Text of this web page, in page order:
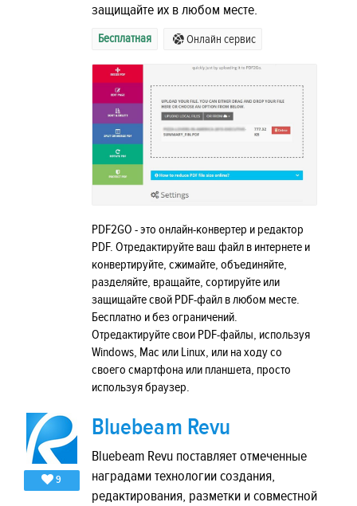
защищайте их в любом месте.
Бесплатная Онлайн сервис
PDF2GO - это онлайн-конвертер и редактор
PDF. Отредактируйте ваш файл в интернете и
конвертируйте, сжимайте, объединяйте,
разделяйте, вращайте, сортируйте или
защищайте свой PDF-файл в любом месте.
Бесплатно и без ограничений.
Отредактируйте свои PDF-файлы, используя
Windows, Mac или Linux, или на ходу со
своего смартфона или планшета, просто
используя браузер.
9
Bluebeam Revu
Bluebeam Revu поставляет отмеченные
наградами технологии создания,
редактирования, разметки и совместной